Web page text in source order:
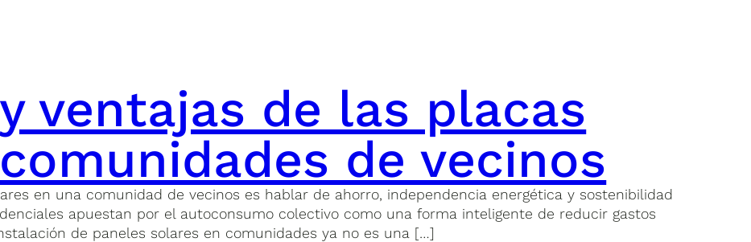
ventajas de las placas
de vecinos
en una comunidad de vecinos es hablar de ahorro, independencia energética y sostenibilidad
apuestan por el autoconsumo colectivo como una forma inteligente de reducir gastos
de paneles solares en comunidades ya no es una […]